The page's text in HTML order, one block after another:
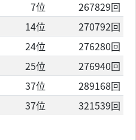
7位
267829回
14位
270792回
24位
276280回
25位
276940回
37位
289168回
37位 321539回